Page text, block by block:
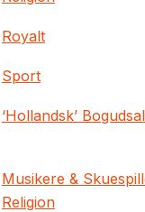
Royalt
Sport
‘Hollandsk’
Musikere &
Religion